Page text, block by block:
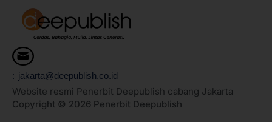
: jakarta@deepublish.co.id
Website resmi Penerbit Deepublish cabang Jakarta
Copyright © 2026 Penerbit Deepublish